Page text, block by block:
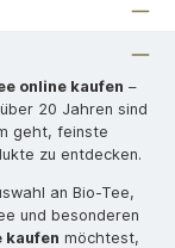
online kaufen –
20 Jahren sind
geht, feinste
zu entdecken.
an Bio-Tee,
und besonderen
kaufen möchtest,